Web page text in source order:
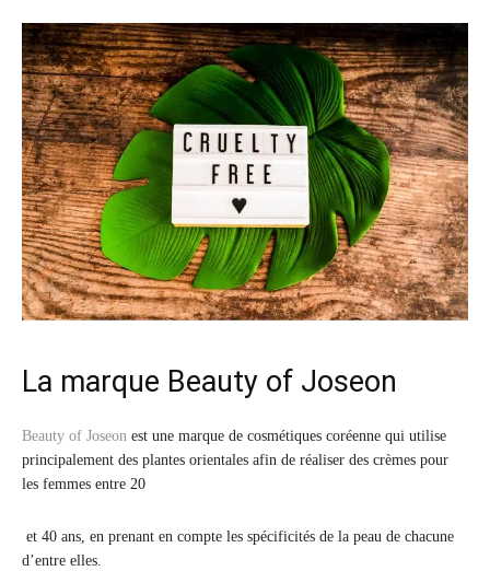
La marque Beauty of Joseon
Beauty of Joseon est une marque de cosmétiques coréenne qui utilise
principalement des plantes orientales afin de réaliser des crèmes pour
les femmes entre 20
et 40 ans, en prenant en compte les spécificités de la peau de chacune
d’entre elles.